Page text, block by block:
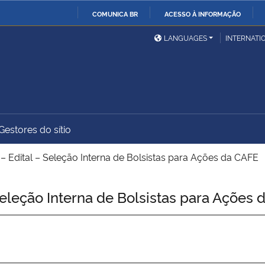
COMUNICA BR ACESSO À INFORMAÇÃO
Ministério da Defesa
Ministério das Relações
Exteriores
Ministério do
Desenvolvimento Regional
União
Advocacia-Geral da União Banco Central do Brasil
LANGUAGES
do sítio
Edital – Seleção Interna de Bolsistas para Ações da CAFE
Interna de Bolsistas para Ações